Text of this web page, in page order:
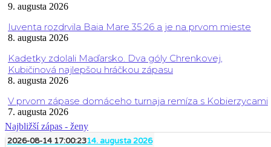
9. augusta 2026
Iuventa rozdrvila Baia Mare 35:26 a je na prvom mieste
8. augusta 2026
Kadetky zdolali Maďarsko. Dva góly Chrenkovej,
Kubičinová najlepšou hráčkou zápasu
8. augusta 2026
V prvom zápase domáceho turnaja remíza s Kobierzycami
7. augusta 2026
Najbližší zápas - ženy
2026-08-14 17:00:2314. augusta 2026